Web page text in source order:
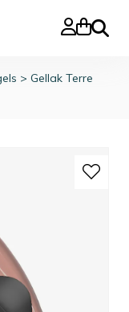
Zoeken
> Gellak Terre